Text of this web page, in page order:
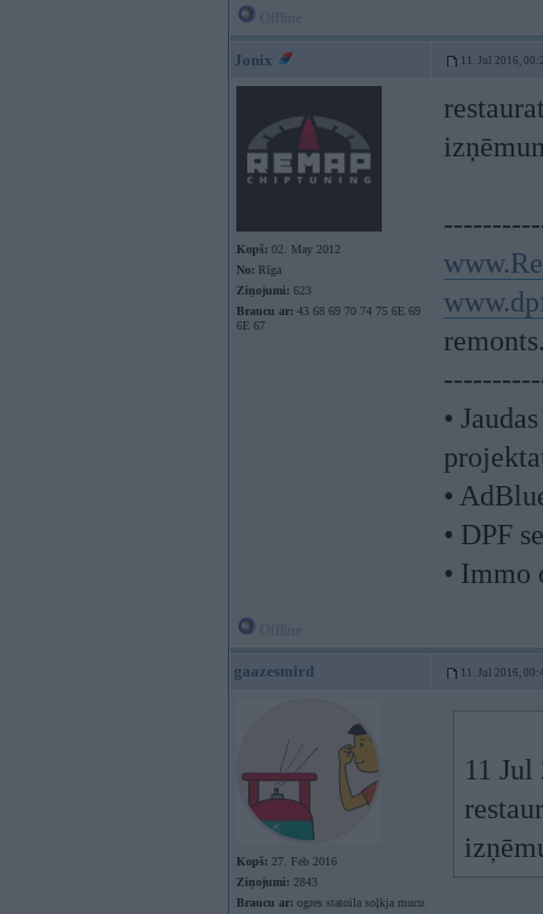
Jonix 11. Jul 2016,
Kopš: 02. May 2012
No: Rīga
Ziņojumi: 623
Braucu ar: 43 68 69 70 74 75 6E 69
6E 67
•
•
• DPF
• Immo
gaazesmird 11. Jul 2016,
Kopš: 27. Feb 2016
Ziņojumi: 2843
Braucu ar: ogres statoila soļkja mucu
11